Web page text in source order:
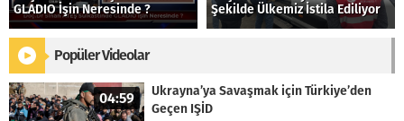
GLADIO İşin Neresinde ?
Şekilde Ülkemiz İstila Ediliyor
Popüler Videolar
04:59
Ukrayna’ya Savaşmak için Türkiye’den
Geçen IŞİD